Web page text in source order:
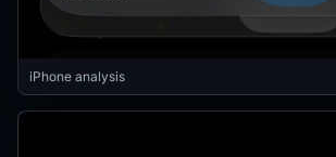
iPhone analysis